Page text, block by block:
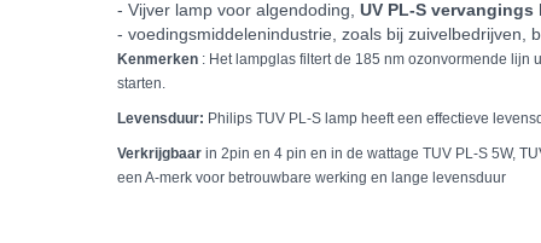
- Vijver lamp voor algendoding, UV PL-S vervangings
- voedingsmiddelenindustrie, zoals bij zuivelbedrijven,
Kenmerken : Het lampglas filtert de 185 nm ozonvormende lijn
starten.
Levensduur: Philips TUV PL-S lamp heeft een effectieve
Verkrijgbaar in 2pin en 4 pin en in de wattage TUV PL-S 5W,
een A-merk voor betrouwbare werking en lange levensduur